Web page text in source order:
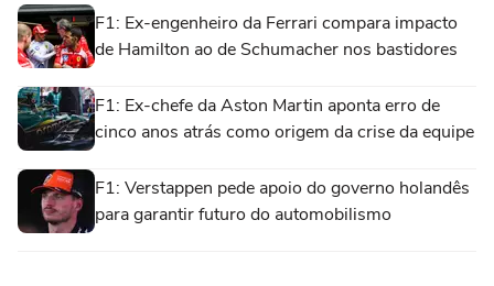
F1: Ex-engenheiro da Ferrari compara impacto
de Hamilton ao de Schumacher nos bastidores
F1: Ex-chefe da Aston Martin aponta erro de
cinco anos atrás como origem da crise da equipe
F1: Verstappen pede apoio do governo holandês
para garantir futuro do automobilismo